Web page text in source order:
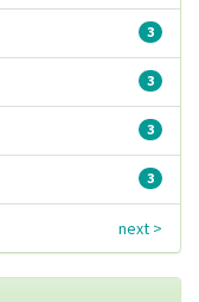
3
3
3
3
next >